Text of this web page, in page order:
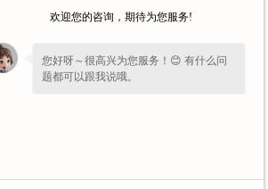
置、出料装置，测控系统、密封装
反应釜整体结构尺寸(依生产规模
内衬为多层保温材料混合结构，
应釜加温炉顶为上圆下方结构，外
欢迎您的咨询，期待为您服务!
您好呀～很高兴为您服务！😊 有什么问
题都可以跟我说哦。